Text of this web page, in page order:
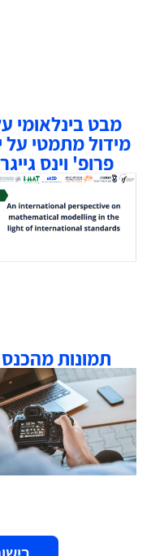
מבט בינלאומי
מידול מתמטי על
פרופ' וינס גייגר
תמונות מהכנס